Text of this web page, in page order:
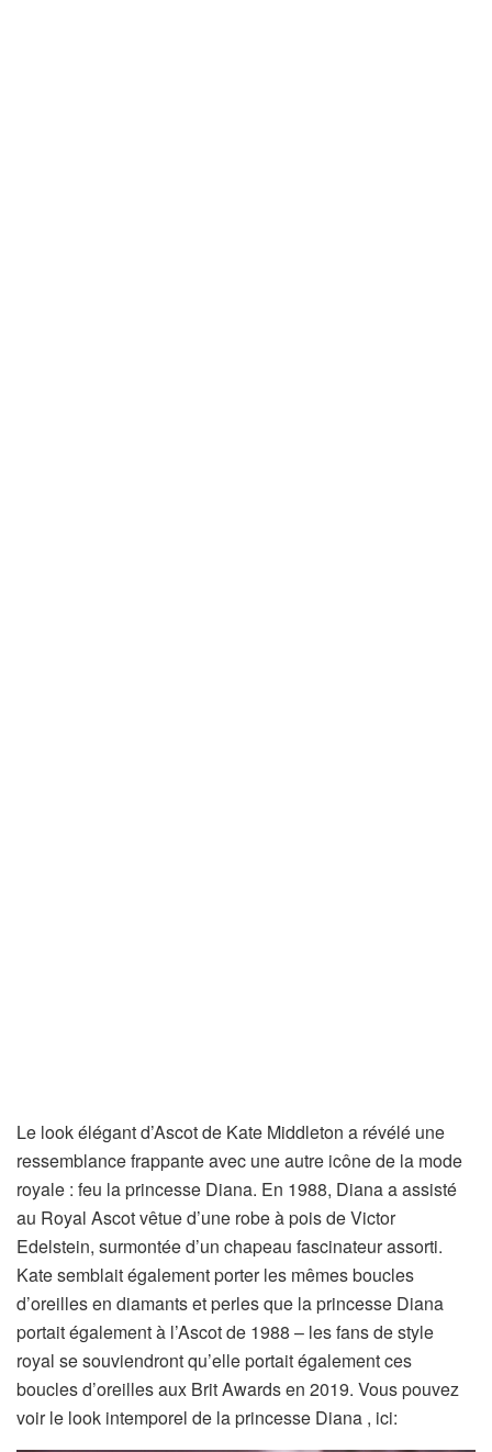
Le look élégant d’Ascot de Kate Middleton a révélé une
ressemblance frappante avec une autre icône de la mode
royale : feu la princesse Diana. En 1988, Diana a assisté
au Royal Ascot vêtue d’une robe à pois de Victor
Edelstein, surmontée d’un chapeau fascinateur assorti.
Kate semblait également porter les mêmes boucles
d’oreilles en diamants et perles que la princesse Diana
portait également à l’Ascot de 1988 – les fans de style
royal se souviendront qu’elle portait également ces
boucles d’oreilles aux Brit Awards en 2019. Vous pouvez
voir le look intemporel de la princesse Diana , ici: